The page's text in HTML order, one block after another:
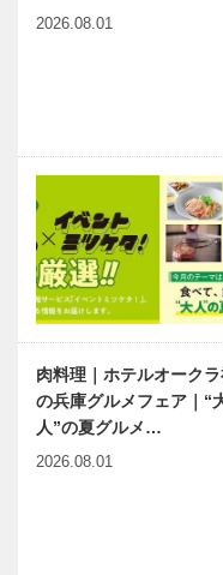
2026.08.01
肉料理｜ホテルオーク
の兵庫グルメフェア｜“
人”の夏グルメ…
2026.08.01